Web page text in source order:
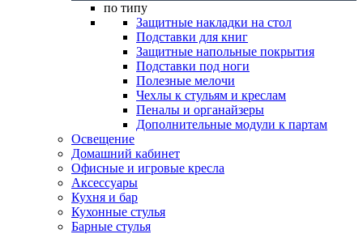
по типу
Защитные накладки на стол
Подставки для книг
Защитные напольные покрытия
Подставки под ноги
Полезные мелочи
Чехлы к стульям и креслам
Пеналы и органайзеры
Дополнительные модули к партам
Освещение
Домашний кабинет
Офисные и игровые кресла
Аксессуары
Кухня и бар
Кухонные стулья
Барные стулья